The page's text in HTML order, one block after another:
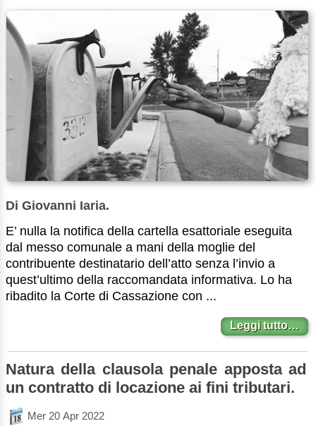
Di Giovanni Iaria.
E’ nulla la notifica della cartella esattoriale eseguita
dal messo comunale a mani della moglie del
contribuente destinatario dell’atto senza l’invio a
quest’ultimo della raccomandata informativa. Lo ha
ribadito la Corte di Cassazione con ...
Leggi tutto…
Natura della clausola penale apposta ad
un contratto di locazione ai fini tributari.
Mer 20 Apr 2022